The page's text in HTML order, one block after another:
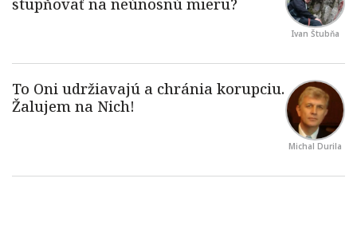
Ivan Štubňa
Michal Durila